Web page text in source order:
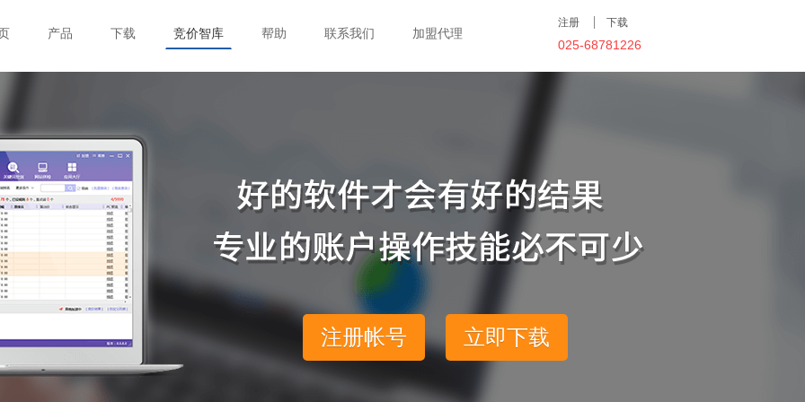
产品 下载 竞价智库 帮助 联系我们 加盟代理
注册 下载
025-68781226
注册帐号 立即下载